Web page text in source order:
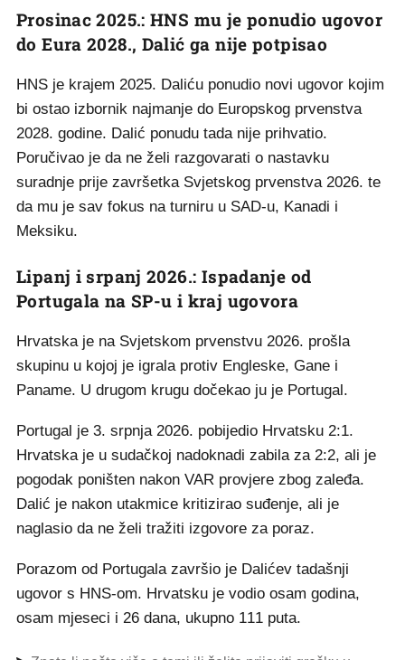
Prosinac 2025.: HNS mu je ponudio ugovor
do Eura 2028., Dalić ga nije potpisao
HNS je krajem 2025. Daliću ponudio novi ugovor kojim
bi ostao izbornik najmanje do Europskog prvenstva
2028. godine. Dalić ponudu tada nije prihvatio.
Poručivao je da ne želi razgovarati o nastavku
suradnje prije završetka Svjetskog prvenstva 2026. te
da mu je sav fokus na turniru u SAD-u, Kanadi i
Meksiku.
Lipanj i srpanj 2026.: Ispadanje od
Portugala na SP-u i kraj ugovora
Hrvatska je na Svjetskom prvenstvu 2026. prošla
skupinu u kojoj je igrala protiv Engleske, Gane i
Paname. U drugom krugu dočekao ju je Portugal.
Portugal je 3. srpnja 2026. pobijedio Hrvatsku 2:1.
Hrvatska je u sudačkoj nadoknadi zabila za 2:2, ali je
pogodak poništen nakon VAR provjere zbog zaleđa.
Dalić je nakon utakmice kritizirao suđenje, ali je
naglasio da ne želi tražiti izgovore za poraz.
Porazom od Portugala završio je Dalićev tadašnji
ugovor s HNS-om. Hrvatsku je vodio osam godina,
osam mjeseci i 26 dana, ukupno 111 puta.